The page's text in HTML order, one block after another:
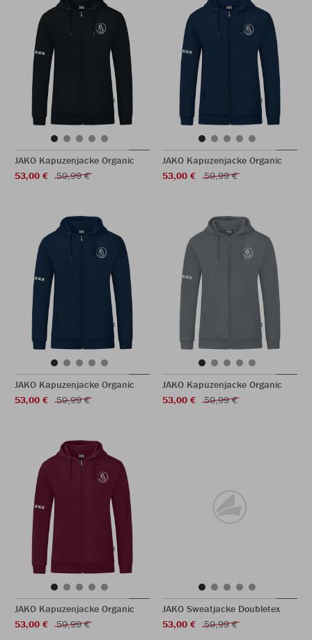
JAKO Kapuzenjacke Organic
53,00 €
59,99 €
JAKO Kapuzenjacke Organic
53,00 €
59,99 €
JAKO Kapuzenjacke Organic
53,00 €
59,99 €
JAKO Kapuzenjacke Organic
53,00 €
59,99 €
JAKO Kapuzenjacke Organic
53,00 €
59,99 €
JAKO Sweatjacke Doubletex
53,00 €
59,99 €